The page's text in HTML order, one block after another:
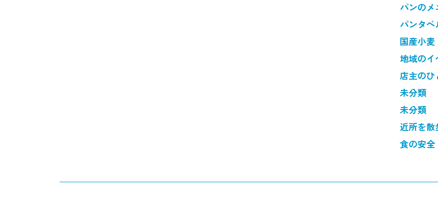
パンのメ
パンタベ
国産小麦
地域のイ
店主のひ
未分類
未分類
近所を散
食の安全